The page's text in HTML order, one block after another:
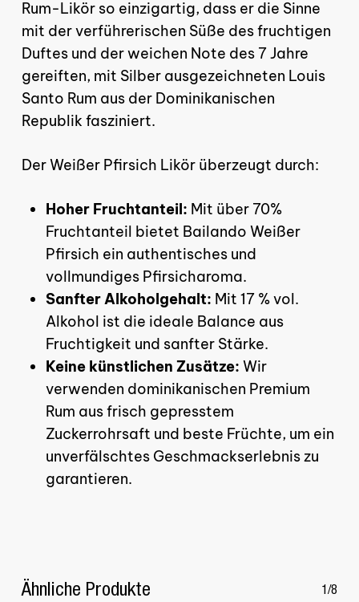
Es befinden sich keine
Produkte im Warenkorb.
GO TO SHOP
Rum-Likör so einzigartig, dass er die Sinne
mit der verführerischen Süße des fruchtigen
Duftes und der weichen Note des 7 Jahre
gereiften, mit Silber ausgezeichneten Louis
Santo Rum aus der Dominikanischen
Republik fasziniert.
Der Weißer Pfirsich Likör überzeugt durch:
Hoher Fruchtanteil: Mit über 70%
Fruchtanteil bietet Bailando Weißer
Pfirsich ein authentisches und
vollmundiges Pfirsicharoma.
Sanfter Alkoholgehalt: Mit 17 % vol.
Alkohol ist die ideale Balance aus
Fruchtigkeit und sanfter Stärke.
Keine künstlichen Zusätze: Wir
verwenden dominikanischen Premium
Rum aus frisch gepresstem
Zuckerrohrsaft und beste Früchte, um ein
unverfälschtes Geschmackserlebnis zu
garantieren.
Ähnliche Produkte 1/8